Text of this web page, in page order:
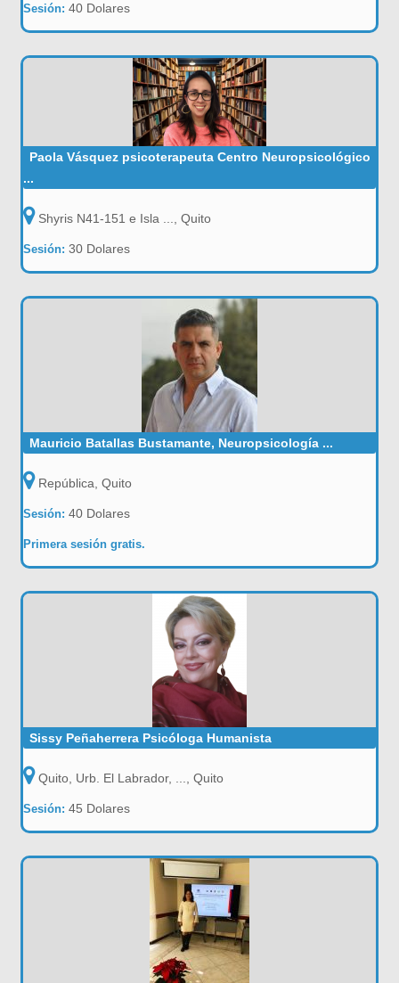
Sesión:40 Dolares
Paola Vásquez psicoterapeuta Centro Neuropsicológico
...
Shyris N41-151 e Isla ..., Quito
Sesión:30 Dolares
Mauricio Batallas Bustamante, Neuropsicología ...
República, Quito
Sesión:40 Dolares
Primera sesión gratis.
Sissy Peñaherrera Psicóloga Humanista
Quito, Urb. El Labrador, ..., Quito
Sesión:45 Dolares